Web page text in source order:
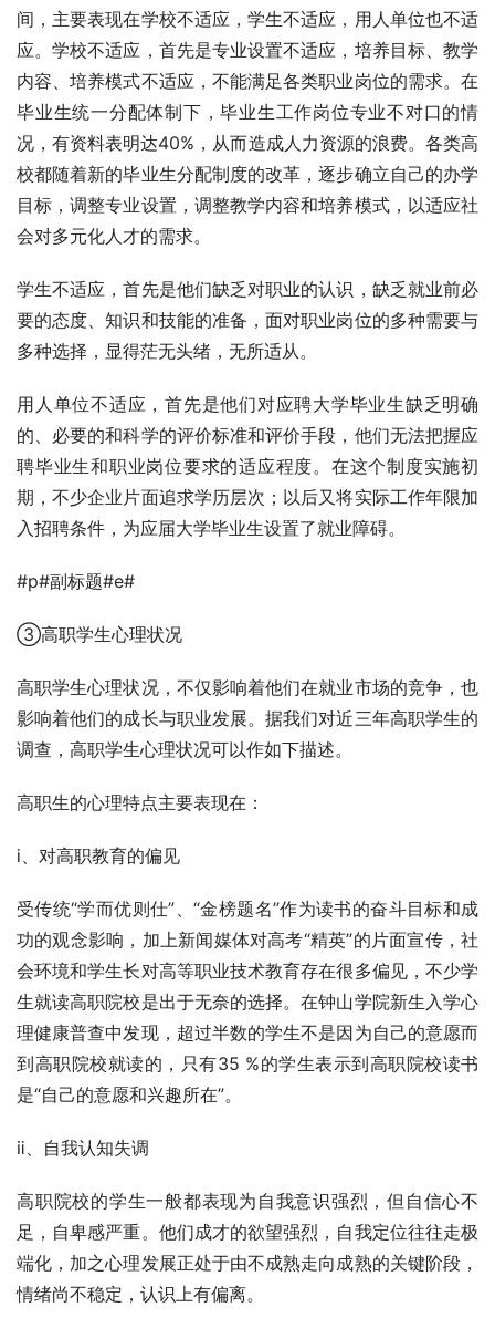
间，主要表现在学校不适应，学生不适应，用人单位也不适
应。学校不适应，首先是专业设置不适应，培养目标、教学
内容、培养模式不适应，不能满足各类职业岗位的需求。在
毕业生统一分配体制下，毕业生工作岗位专业不对口的情
况，有资料表明达40%，从而造成人力资源的浪费。各类高
校都随着新的毕业生分配制度的改革，逐步确立自己的办学
目标，调整专业设置，调整教学内容和培养模式，以适应社
会对多元化人才的需求。
学生不适应，首先是他们缺乏对职业的认识，缺乏就业前必
要的态度、知识和技能的准备，面对职业岗位的多种需要与
多种选择，显得茫无头绪，无所适从。
用人单位不适应，首先是他们对应聘大学毕业生缺乏明确
的、必要的和科学的评价标准和评价手段，他们无法把握应
聘毕业生和职业岗位要求的适应程度。在这个制度实施初
期，不少企业片面追求学历层次；以后又将实际工作年限加
入招聘条件，为应届大学毕业生设置了就业障碍。
#p#副标题#e#
③高职学生心理状况
高职学生心理状况，不仅影响着他们在就业市场的竞争，也
影响着他们的成长与职业发展。据我们对近三年高职学生的
调查，高职学生心理状况可以作如下描述。
高职生的心理特点主要表现在：
ⅰ、对高职教育的偏见
受传统“学而优则仕”、“金榜题名”作为读书的奋斗目标和成
功的观念影响，加上新闻媒体对高考“精英”的片面宣传，社
会环境和学生长对高等职业技术教育存在很多偏见，不少学
生就读高职院校是出于无奈的选择。在钟山学院新生入学心
理健康普查中发现，超过半数的学生不是因为自己的意愿而
到高职院校就读的，只有35 %的学生表示到高职院校读书
是“自己的意愿和兴趣所在”。
ⅱ、自我认知失调
高职院校的学生一般都表现为自我意识强烈，但自信心不
足，自卑感严重。他们成才的欲望强烈，自我定位往往走极
端化，加之心理发展正处于由不成熟走向成熟的关键阶段，
情绪尚不稳定，认识上有偏离。